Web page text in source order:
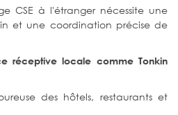
CSE à l'étranger nécessite une
et une coordination précise de
réceptive locale comme Tonkin
des hôtels, restaurants et